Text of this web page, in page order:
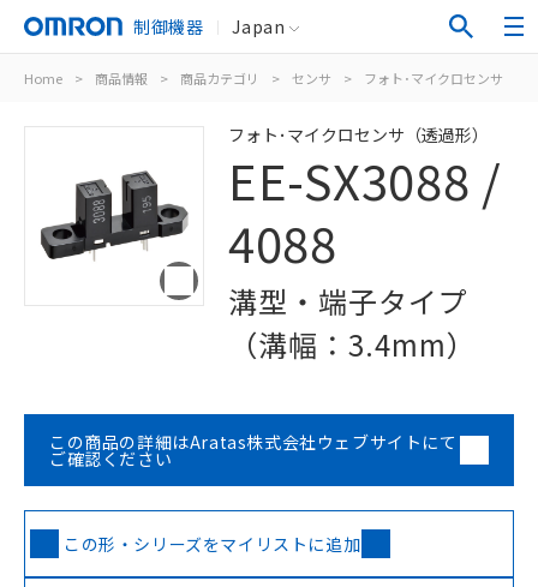
制御機器 Japan
Home > 商品情報 > 商品カテゴリ > センサ > フォト･マイクロセンサ
フォト･マイクロセンサ（透過形）
EE-SX3088 /
4088
溝型・端子タイプ
（溝幅：3.4mm）
この商品の詳細はAratas株式会社ウェブサイトにて
ご確認ください
この形・シリーズをマイリストに追加